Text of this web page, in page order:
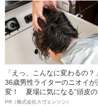
語る”《日本興収70億円突破》
「えっ、こんなに変わるの？」
36歳男性ライターのニオイが
変！ 夏場に気になる“頭皮の
オイ”や“ベタつき”を解消す
PR（株式会社スヴェンソン）